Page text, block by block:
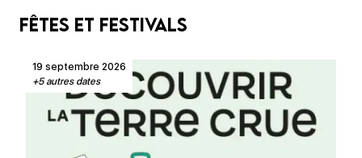
Fêtes et Festivals
19 septembre 2026
+5 autres dates